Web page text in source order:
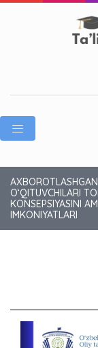
O‘QITUVCHILARI
KONSEPSIYASINI
IMKONIYATLARI